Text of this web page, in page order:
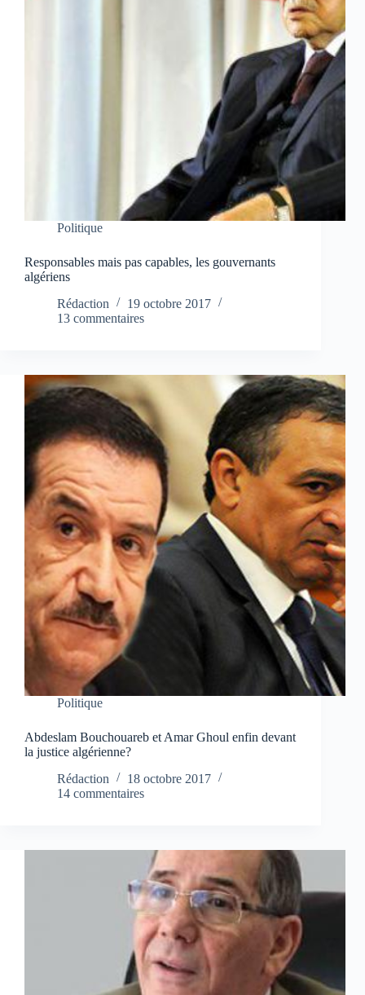
Politique
Responsables mais pas capables, les gouvernants
algériens
Rédaction
19 octobre 2017
13 commentaires
Politique
Abdeslam Bouchouareb et Amar Ghoul enfin devant
la justice algérienne?
Rédaction
18 octobre 2017
14 commentaires